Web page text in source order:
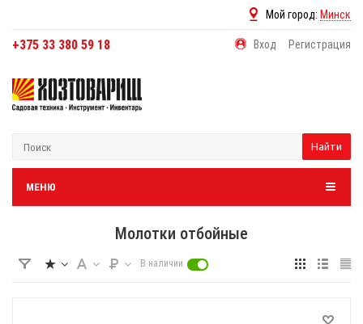
Мой город: Минск
+375 33 380 59 18 Вход Регистрация
Найти
МЕНЮ
Молотки отбойные
В наличии